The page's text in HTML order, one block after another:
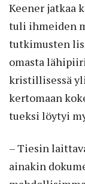
Keener jatkaa
tuli ihmeiden
tutkimusten
omasta
kristillisessä
kertomaan
tueksi löytyi
– Tiesin
ainakin